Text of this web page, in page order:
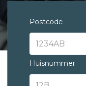
Postcode
Huisnummer